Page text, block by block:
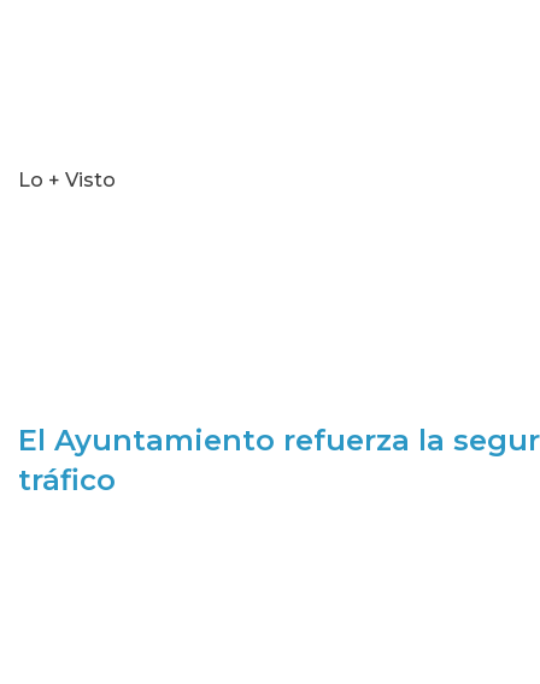
Lo + Visto
El Ayuntamiento refuerza la
tráfico